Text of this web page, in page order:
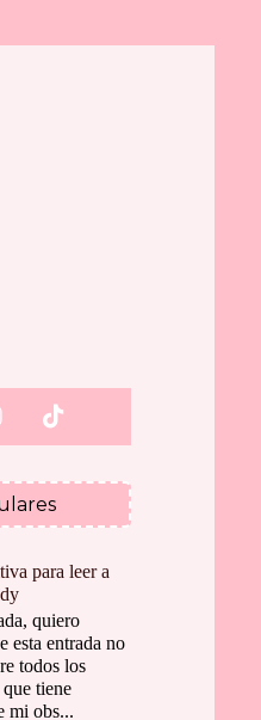
para leer a
quiero
esta entrada no
todos los
tiene
mi obs...